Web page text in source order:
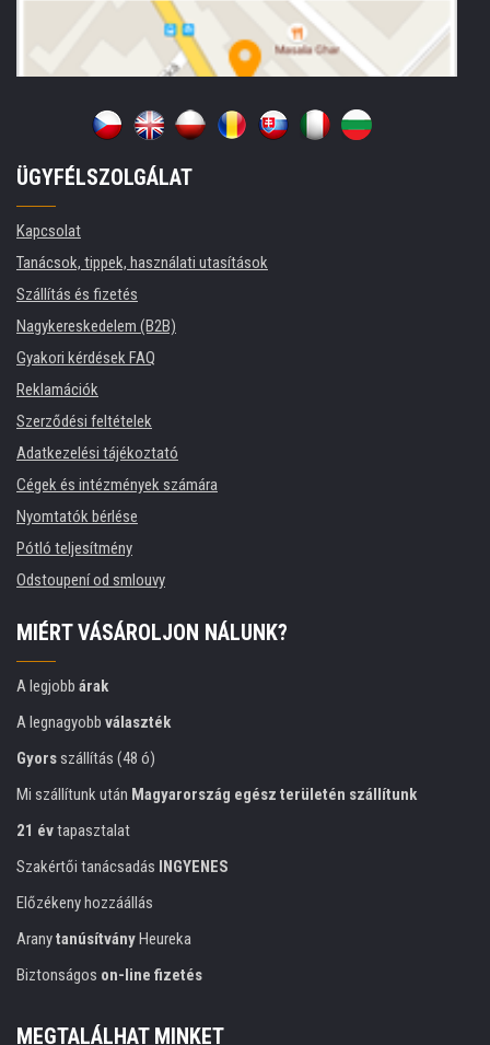
ÜGYFÉLSZOLGÁLAT
Kapcsolat
Tanácsok, tippek, használati utasítások
Szállítás és fizetés
Nagykereskedelem (B2B)
Gyakori kérdések FAQ
Reklamációk
Szerződési feltételek
Adatkezelési tájékoztató
Cégek és intézmények számára
Nyomtatók bérlése
Pótló teljesítmény
Odstoupení od smlouvy
MIÉRT VÁSÁROLJON NÁLUNK?
A legjobb árak
A legnagyobb választék
Gyorsszállítás (48 ó)
Mi szállítunk után Magyarország egész területén szállítunk
21 évtapasztalat
Szakértői tanácsadás INGYENES
Előzékeny hozzáállás
AranytanúsítványHeureka
Biztonságos on-line fizetés
MEGTALÁLHAT MINKET